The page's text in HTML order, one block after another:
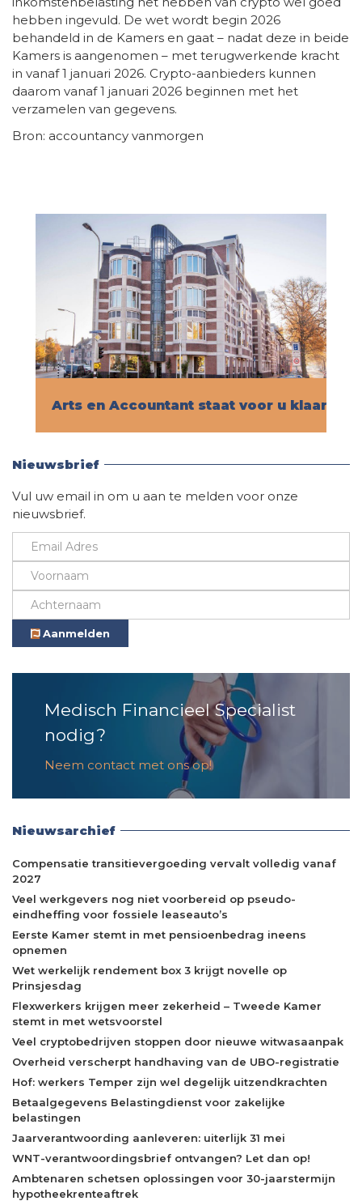
hebben ingevuld. De wet wordt begin 2026
behandeld in de Kamers en gaat – nadat deze in beide
Kamers is aangenomen – met terugwerkende kracht
in vanaf 1 januari 2026. Crypto-aanbieders kunnen
daarom vanaf 1 januari 2026 beginnen met het
verzamelen van gegevens.
Bron: accountancy vanmorgen
Arts en Accountant staat voor u klaar!
Nieuwsbrief
Vul uw email in om u aan te melden voor onze
nieuwsbrief.
Aanmelden
Medisch Financieel Specialist
nodig?
Neem contact met ons op!
Nieuwsarchief
Compensatie transitievergoeding vervalt volledig vanaf
2027
Veel werkgevers nog niet voorbereid op pseudo-
eindheffing voor fossiele leaseauto’s
Eerste Kamer stemt in met pensioenbedrag ineens
opnemen
Wet werkelijk rendement box 3 krijgt novelle op
Prinsjesdag
Flexwerkers krijgen meer zekerheid – Tweede Kamer
stemt in met wetsvoorstel
Veel cryptobedrijven stoppen door nieuwe witwasaanpak
Overheid verscherpt handhaving van de UBO-registratie
Hof: werkers Temper zijn wel degelijk uitzendkrachten
Betaalgegevens Belastingdienst voor zakelijke
belastingen
Jaarverantwoording aanleveren: uiterlijk 31 mei
WNT-verantwoordingsbrief ontvangen? Let dan op!
Ambtenaren schetsen oplossingen voor 30-jaarstermijn
hypotheekrenteaftrek